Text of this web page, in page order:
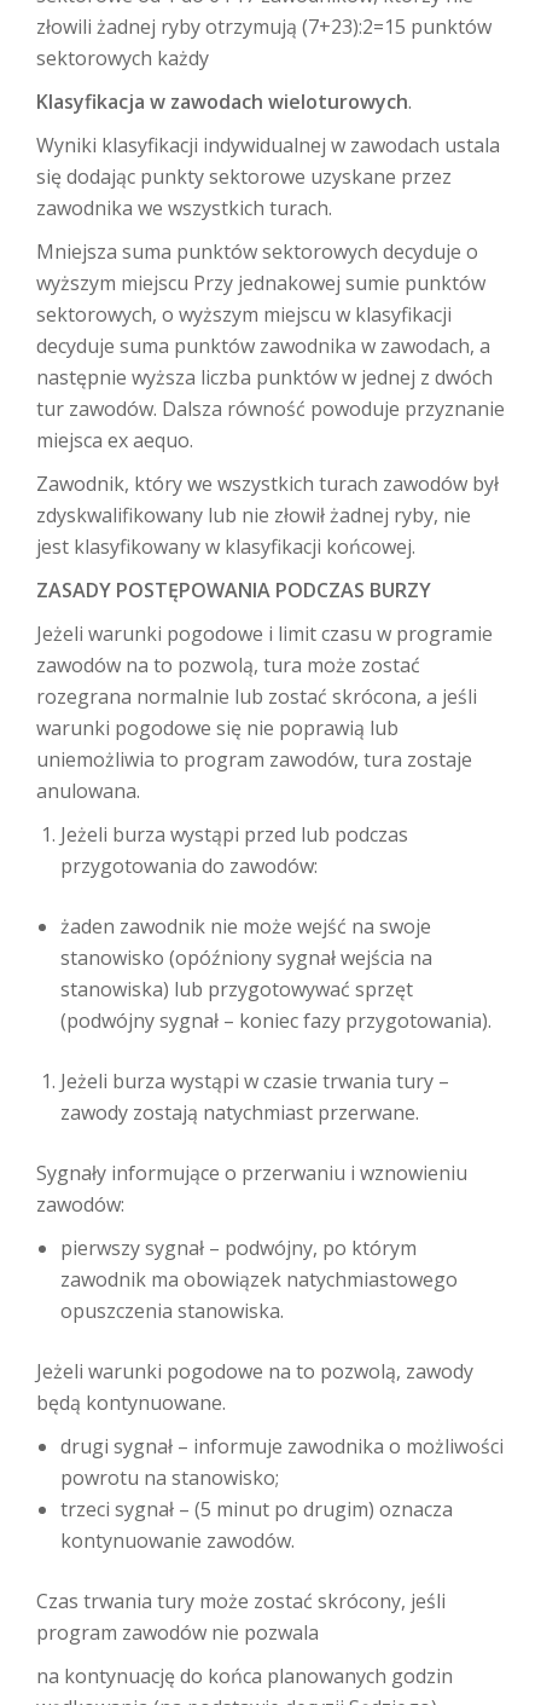
złowili żadnej ryby otrzymują (7+23):2=15 punktów
sektorowych każdy
Klasyfikacja w zawodach wieloturowych.
Wyniki klasyfikacji indywidualnej w zawodach ustala
się dodając punkty sektorowe uzyskane przez
zawodnika we wszystkich turach.
Mniejsza suma punktów sektorowych decyduje o
wyższym miejscu Przy jednakowej sumie punktów
sektorowych, o wyższym miejscu w klasyfikacji
decyduje suma punktów zawodnika w zawodach, a
następnie wyższa liczba punktów w jednej z dwóch
tur zawodów. Dalsza równość powoduje przyznanie
miejsca ex aequo.
Zawodnik, który we wszystkich turach zawodów był
zdyskwalifikowany lub nie złowił żadnej ryby, nie
jest klasyfikowany w klasyfikacji końcowej.
ZASADY POSTĘPOWANIA PODCZAS BURZY
Jeżeli warunki pogodowe i limit czasu w programie
zawodów na to pozwolą, tura może zostać
rozegrana normalnie lub zostać skrócona, a jeśli
warunki pogodowe się nie poprawią lub
uniemożliwia to program zawodów, tura zostaje
anulowana.
Jeżeli burza wystąpi przed lub podczas
przygotowania do zawodów:
żaden zawodnik nie może wejść na swoje
stanowisko (opóźniony sygnał wejścia na
stanowiska) lub przygotowywać sprzęt
(podwójny sygnał – koniec fazy przygotowania).
Jeżeli burza wystąpi w czasie trwania tury –
zawody zostają natychmiast przerwane.
Sygnały informujące o przerwaniu i wznowieniu
zawodów:
pierwszy sygnał – podwójny, po którym
zawodnik ma obowiązek natychmiastowego
opuszczenia stanowiska.
Jeżeli warunki pogodowe na to pozwolą, zawody
będą kontynuowane.
drugi sygnał – informuje zawodnika o możliwości
powrotu na stanowisko;
trzeci sygnał – (5 minut po drugim) oznacza
kontynuowanie zawodów.
Czas trwania tury może zostać skrócony, jeśli
program zawodów nie pozwala
na kontynuację do końca planowanych godzin